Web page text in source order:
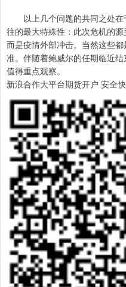
以上几个问题的共同之处在
往的最大特殊性：此次危机的
而是疫情外部冲击。当然这些
准。伴随着鲍威尔的任期临近
值得重点观察。
新浪合作大平台期货开户 安全